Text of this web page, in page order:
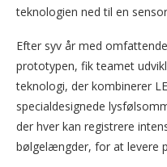
teknologien ned til en
Efter syv år med
prototypen, fik teamet
teknologi, der kombinerer
specialdesignede
der hver kan registrere
bølgelængder, for at levere